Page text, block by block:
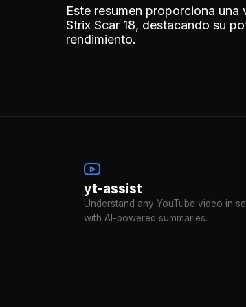
Este resumen proporciona
Strix Scar 18, destacando su
rendimiento.
yt-assist
Understand any YouTube video in
with AI-powered summaries.